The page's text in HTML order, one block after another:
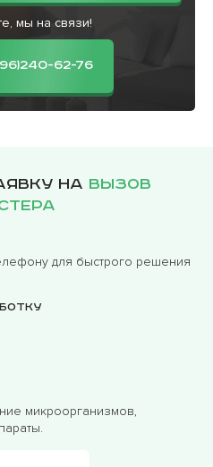
мы на связи!
62-76
на вызов
для быстрого решения
микроорганизмов,